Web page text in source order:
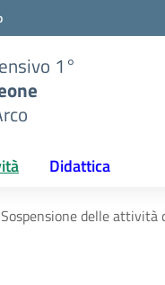
1°
Didattica
Sospensione delle